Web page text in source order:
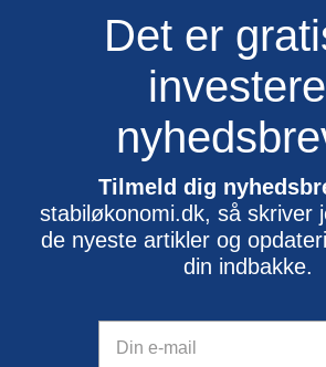
Det er
Tilmeld dig
stabiløkonomi.dk, så skriver
de nyeste artikler og
din indbakke.